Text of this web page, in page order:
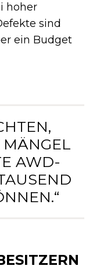
hoher
sind
ein Budget
MÄNGEL
AWD-